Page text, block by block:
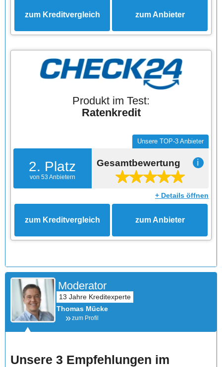
zum Kreditvergleich zum Anbieter
Produkt im Test:
Ratenkredit
2. Platz
von 53 Anbietern
Unsere TOP-3 Anbieter
Gesamtbewertung ℹ
+ Details öffnen
zum Kreditvergleich zum Anbieter
Moderator
Thomas Mücke
zum Profil
Unsere 3 Empfehlungen im